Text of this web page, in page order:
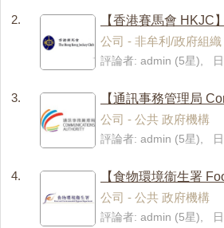
2.
【香港賽馬會 HKJC
公司 - 非牟利/政府組織
評論者: admin (5星),
3.
【通訊事務管理局
公司 - 公共 政府機構
評論者: admin (5星),
4.
【食物環境衞生署
公司 - 公共 政府機構
評論者: admin (5星),